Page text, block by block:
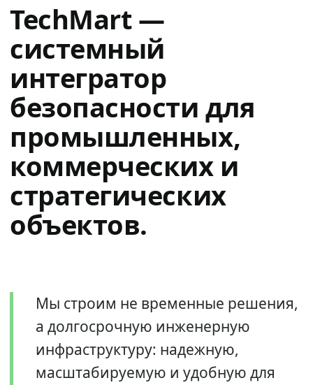
TechMart —
системный
интегратор
безопасности для
промышленных,
коммерческих и
стратегических
объектов.
Мы строим не временные решения,
а долгосрочную инженерную
инфраструктуру: надежную,
масштабируемую и удобную для